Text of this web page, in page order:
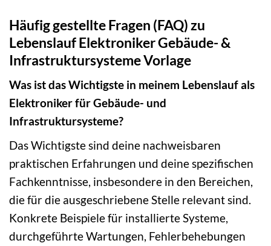
Häufig gestellte Fragen (FAQ) zu
Lebenslauf Elektroniker Gebäude- &
Infrastruktursysteme Vorlage
Was ist das Wichtigste in meinem Lebenslauf als
Elektroniker für Gebäude- und
Infrastruktursysteme?
Das Wichtigste sind deine nachweisbaren
praktischen Erfahrungen und deine spezifischen
Fachkenntnisse, insbesondere in den Bereichen,
die für die ausgeschriebene Stelle relevant sind.
Konkrete Beispiele für installierte Systeme,
durchgeführte Wartungen, Fehlerbehebungen